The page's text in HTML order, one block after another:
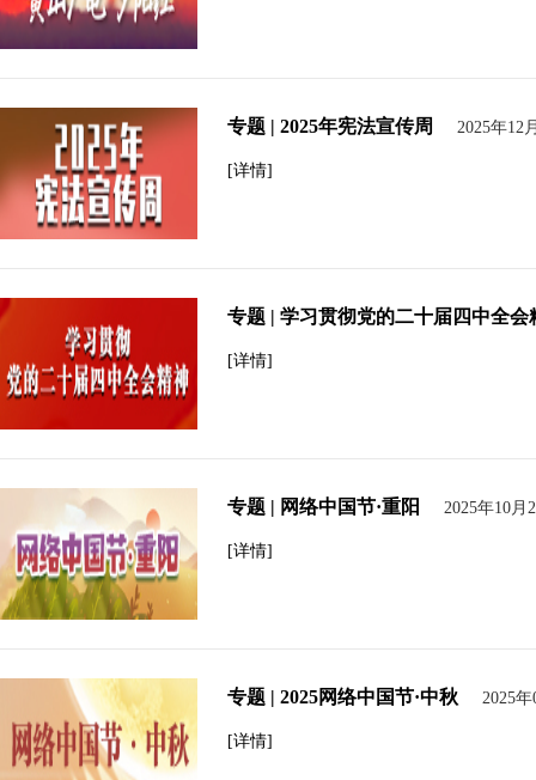
专题 | 2025年宪法宣传周 2025年12
[详情]
专题 | 学习贯彻党的二十届四中全会
[详情]
专题 | 网络中国节·重阳 2025年10月
[详情]
专题 | 2025网络中国节·中秋 2025
[详情]